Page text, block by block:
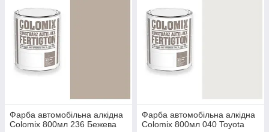
Фарба автомобільна алкідна
Colomix 800мл 236 Бежева
Фарба автомобільна алкідна
Colomix 800мл 040 Toyota